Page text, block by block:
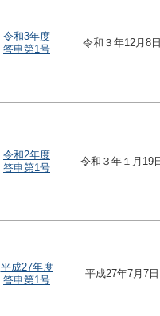
令和3年度
答申第1号
令和３年12月8
令和2年度
答申第1号
令和３年１月19
平成27年度
答申第1号
平成27年7月7日